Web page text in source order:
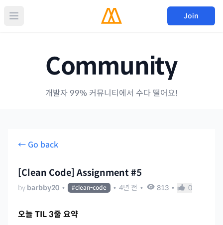
Join
Community
개발자 99% 커뮤니티에서 수다 떨어요!
← Go back
[Clean Code] Assignment #5
by barbby20 • #clean-code • 4년 전 • 813 • 0
오늘 TIL 3줄 요약